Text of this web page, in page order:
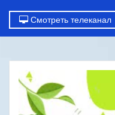
Смотреть телеканал